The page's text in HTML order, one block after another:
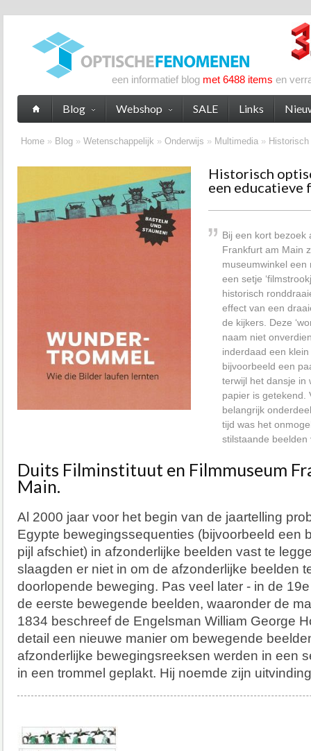
een informatief blog met 6488 items en
Home » Blog » Wetenschappelijk » Onderwijs » Multimedia »
Historisch
een educatieve
Bij een kort bezoek
Frankfurt am Main
museumwinkel
een setje
historisch
effect van een
de kijkers. Deze
naam niet
inderdaad een
bijvoorbeeld een
terwijl het dansje in
papier is getekend.
belangrijk
tijd was het
stilstaande beelden
Duits Filminstituut en Filmmuseum
Main.
Al 2000 jaar voor het begin van de jaartelling
Egypte bewegingssequenties (bijvoorbeeld een
pijl afschiet) in afzonderlijke beelden vast te
slaagden er niet in om de afzonderlijke beelden
doorlopende beweging. Pas veel later - in de
de eerste bewegende beelden, waaronder de
1834 beschreef de Engelsman William George
detail een nieuwe manier om bewegende
afzonderlijke bewegingsreeksen werden in een
in een trommel geplakt. Hij noemde zijn
Blog Webshop SALE Links